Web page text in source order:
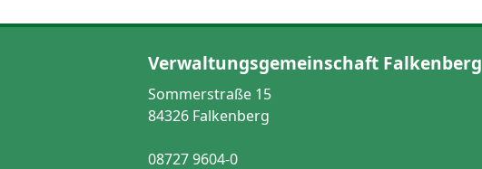
Verwaltungsgemeinschaft Falkenberg
Sommerstraße 15
84326 Falkenberg
08727 9604-0